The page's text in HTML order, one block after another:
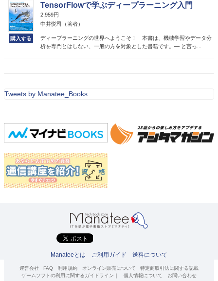
TensorFlowで学ぶディープラーニング入門
2,959円
中井悦司
（著者）
ディープラーニングの世界へようこそ！ 本書は、機械学習やデータ分
析を専門とはしない、一般の方を対象とした書籍です。― と言っ...
Tweets by Manatee_Books
Manateeとは ご利用ガイド 送料について
運営会社 FAQ 利用規約 オンライン販売について
特定商取引法に関する記載
ゲームソフトの利用に関するガイドライン ｜ 個人情報について
お問い合わせ